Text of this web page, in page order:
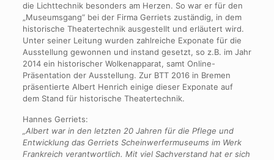
die Lichttechnik besonders am Herzen. So war er für den
„Museumsgang“ bei der Firma Gerriets zuständig, in dem
historische Theatertechnik ausgestellt und erläutert wird.
Unter seiner Leitung wurden zahlreiche Exponate für die
Ausstellung gewonnen und instand gesetzt, so z.B. im Jahr
2014 ein historischer Wolkenapparat, samt Online-
Präsentation der Ausstellung. Zur BTT 2016 in Bremen
präsentierte Albert Henrich einige dieser Exponate auf
dem Stand für historische Theatertechnik.
Hannes Gerriets:
„Albert war in den letzten 20 Jahren für die Pflege und
Entwicklung das Gerriets Scheinwerfermuseums im Werk
Frankreich verantwortlich. Mit viel Sachverstand hat er sich